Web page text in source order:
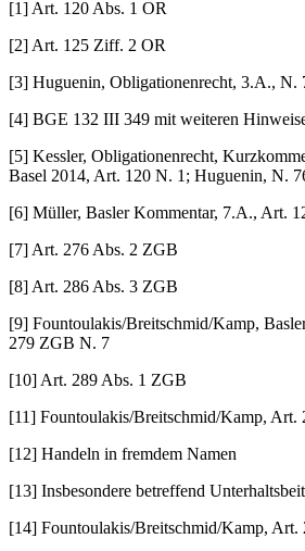
[1] Art. 120 Abs. 1 OR
[2] Art. 125 Ziff. 2 OR
[3] Huguenin, Obligationenrecht, 3.A., N.
[4] BGE 132 III 349 mit weiteren
[5] Kessler, Obligationenrecht,
Basel 2014, Art. 120 N. 1; Huguenin, N.
[6] Müller, Basler Kommentar, 7.A., Art.
[7] Art. 276 Abs. 2 ZGB
[8] Art. 286 Abs. 3 ZGB
[9] Fountoulakis/Breitschmid/Kamp,
279 ZGB N. 7
[10] Art. 289 Abs. 1 ZGB
[11] Fountoulakis/Breitschmid/Kamp,
[12] Handeln in fremdem Namen
[13] Insbesondere betreffend
[14] Fountoulakis/Breitschmid/Kamp,